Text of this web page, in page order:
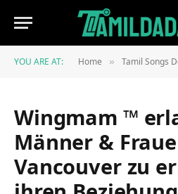
YOU ARE AT: Home » Tamil Songs
Wingmam ™
Männer &
Vancouver zu